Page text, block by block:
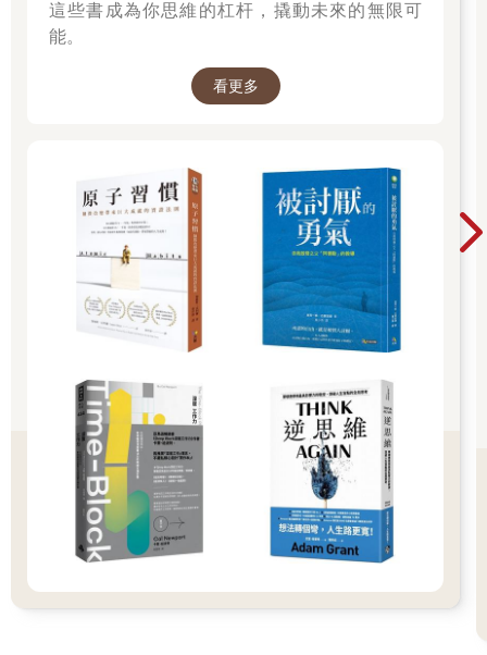
2025大學文法商學院新生必讀
長。 書籍是成本最低的自我投資，大學四年，讓
這些書成為你思維的杠杆，撬動未來的無限可